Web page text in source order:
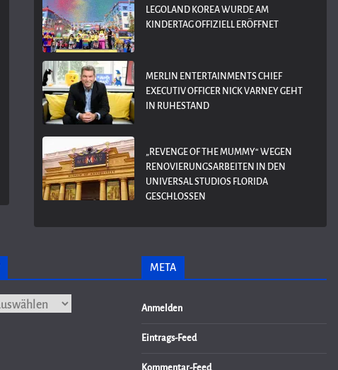
LEGOLAND KOREA WURDE AM
KINDERTAG OFFIZIELL ERÖFFNET
MERLIN ENTERTAINMENTS CHIEF
EXECUTIV OFFICER NICK VARNEY GEHT
IN RUHESTAND
„REVENGE OF THE MUMMY“ WEGEN
RENOVIERUNGSARBEITEN IN DEN
UNIVERSAL STUDIOS FLORIDA
GESCHLOSSEN
META
Anmelden
Eintrags-Feed
Kommentar-Feed